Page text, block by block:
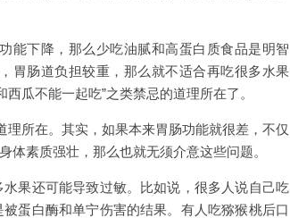
能下降，那么少吃油腻和高蛋白质食品是明智
胃肠道负担较重，那么就不适合再吃很多水果
瓜不能一起吃”之类禁忌的道理所在了。
理所在。其实，如果本来胃肠功能就很差，不仅
素质强壮，那么也就无须介意这些问题。
果还可能导致过敏。比如说，很多人说自己吃
蛋白酶和单宁伤害的结果。有人吃猕猴桃后口